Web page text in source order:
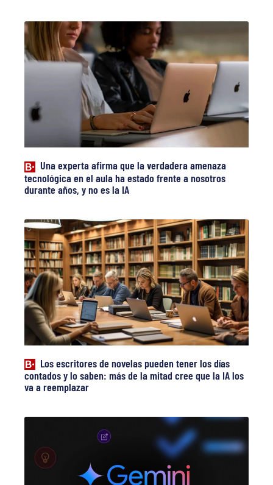
Una experta afirma que la verdadera amenaza
tecnológica en el aula ha estado frente a nosotros
durante años, y no es la IA
Los escritores de novelas pueden tener los días
contados y lo saben: más de la mitad cree que la IA los
va a reemplazar